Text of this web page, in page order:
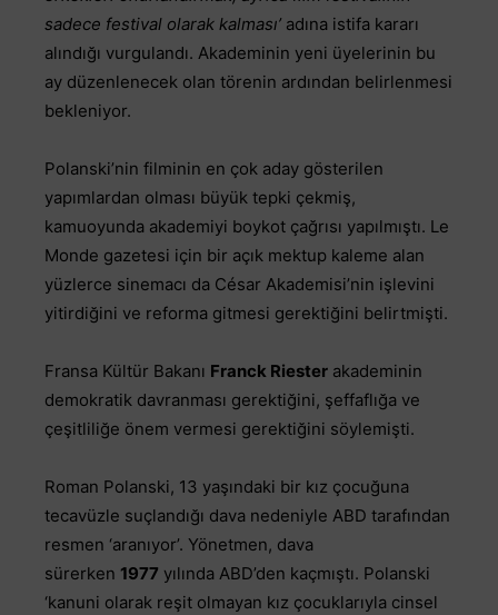
sadece festival olarak kalması’ adına istifa kararı
alındığı vurgulandı. Akademinin yeni üyelerinin bu
ay düzenlenecek olan törenin ardından belirlenmesi
bekleniyor.
Polanski’nin filminin en çok aday gösterilen
yapımlardan olması büyük tepki çekmiş,
kamuoyunda akademiyi boykot çağrısı yapılmıştı. Le
Monde gazetesi için bir açık mektup kaleme alan
yüzlerce sinemacı da César Akademisi’nin işlevini
yitirdiğini ve reforma gitmesi gerektiğini belirtmişti.
Fransa Kültür Bakanı Franck Riester akademinin
demokratik davranması gerektiğini, şeffaflığa ve
çeşitliliğe önem vermesi gerektiğini söylemişti.
Roman Polanski, 13 yaşındaki bir kız çocuğuna
tecavüzle suçlandığı dava nedeniyle ABD tarafından
resmen ‘aranıyor’. Yönetmen, dava
sürerken 1977 yılında ABD’den kaçmıştı. Polanski
‘kanuni olarak reşit olmayan kız çocuklarıyla cinsel